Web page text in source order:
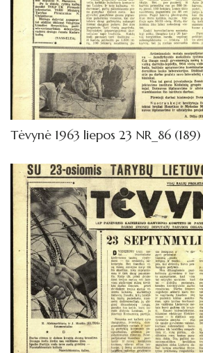
Tėvynė 1963 liepos 23 NR_86 (189)